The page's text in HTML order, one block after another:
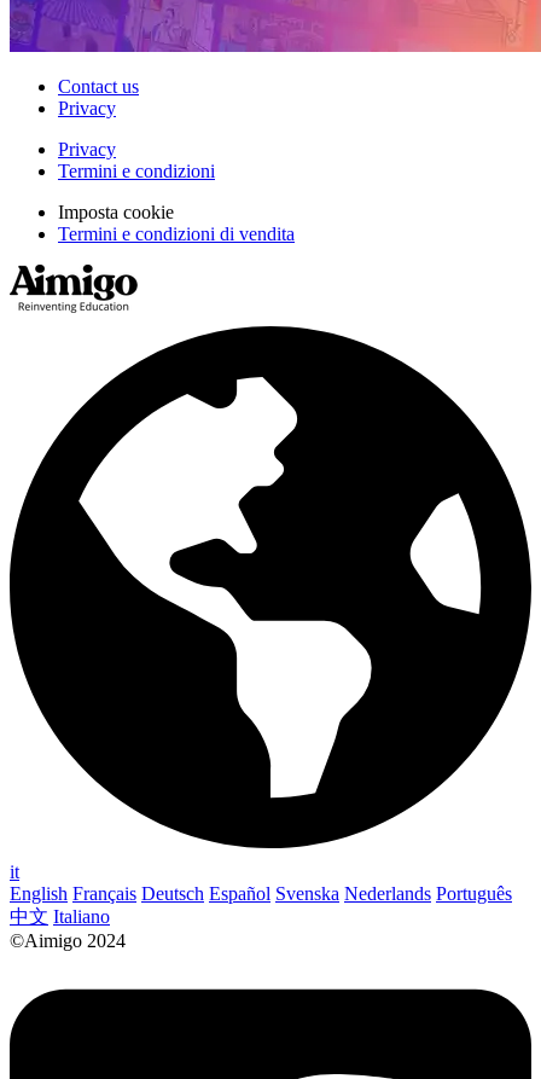
Contact us
Privacy
Privacy
Termini e condizioni
Imposta cookie
Termini e condizioni di vendita
it
English Français Deutsch Español Svenska Nederlands Português
中文 Italiano
©Aimigo 2024